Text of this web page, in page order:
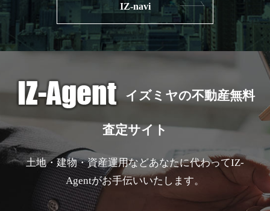
IZ-navi
イズミヤの不動産無料
査定サイト
土地・建物・資産運用などあなたに代わってIZ-
Agentがお手伝いいたします。